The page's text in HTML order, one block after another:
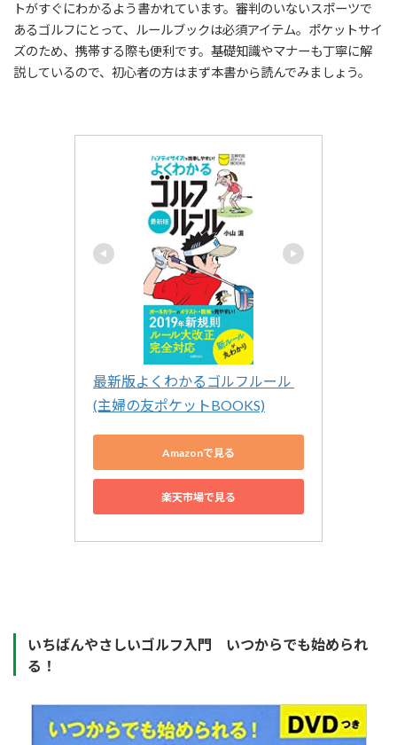
トがすぐにわかるよう書かれています。審判のいないスポーツで
あるゴルフにとって、ルールブックは必須アイテム。ポケットサイ
ズのため、携帯する際も便利です。基礎知識やマナーも丁寧に解
説しているので、初心者の方はまず本書から読んでみましょう。
最新版よくわかるゴルフルール
(主婦の友ポケットBOOKS)
Amazonで見る
楽天市場で見る
いちばんやさしいゴルフ入門 いつからでも始められ
る！